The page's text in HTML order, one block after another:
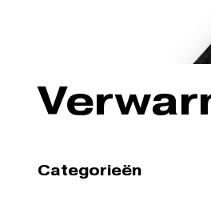
Categorieën